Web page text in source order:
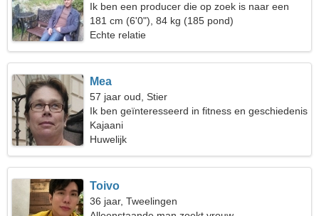
Ik ben een producer die op zoek is naar een
verleidelijke vrouw
181 cm (6'0"), 84 kg (185 pond)
Echte relatie
Mea
57 jaar oud, Stier
Ik ben geïnteresseerd in fitness en geschiedenis
Kajaani
Huwelijk
Toivo
36 jaar, Tweelingen